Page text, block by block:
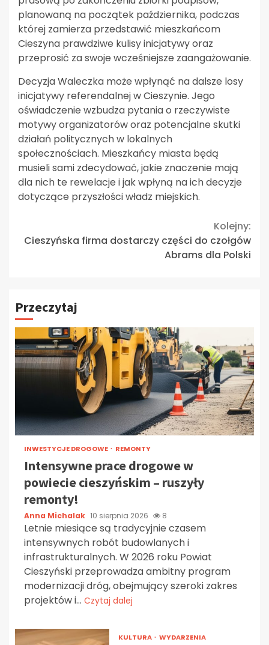
planowaną na początek października, podczas
której zamierza przedstawić mieszkańcom
Cieszyna prawdziwe kulisy inicjatywy oraz
przeprosić za swoje wcześniejsze zaangażowanie.
Decyzja Waleczka może wpłynąć na dalsze losy
inicjatywy referendalnej w Cieszynie. Jego
oświadczenie wzbudza pytania o rzeczywiste
motywy organizatorów oraz potencjalne skutki
działań politycznych w lokalnych
społecznościach. Mieszkańcy miasta będą
musieli sami zdecydować, jakie znaczenie mają
dla nich te rewelacje i jak wpłyną na ich decyzje
dotyczące przyszłości władz miejskich.
Continue
Reading
Kolejny:
Cieszyńska firma dostarczy części do czołgów
Abrams dla Polski
Przeczytaj
INWESTYCJE DROGOWE REMONTY
Intensywne prace drogowe w
powiecie cieszyńskim – ruszyły
remonty!
Anna Michalak 10 sierpnia 2026 8
Letnie miesiące są tradycyjnie czasem
intensywnych robót budowlanych i
infrastrukturalnych. W 2026 roku Powiat
Cieszyński przeprowadza ambitny program
modernizacji dróg, obejmujący szeroki zakres
projektów i... Czytaj dalej
KULTURA WYDARZENIA